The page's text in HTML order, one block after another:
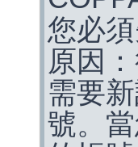
您必
原因
需要
號。